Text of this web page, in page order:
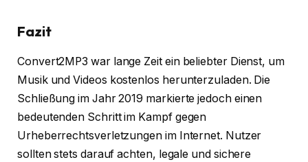
Fazit
Convert2MP3 war lange Zeit ein beliebter Dienst, um
Musik und Videos kostenlos herunterzuladen. Die
Schließung im Jahr 2019 markierte jedoch einen
bedeutenden Schritt im Kampf gegen
Urheberrechtsverletzungen im Internet. Nutzer
sollten stets darauf achten, legale und sichere